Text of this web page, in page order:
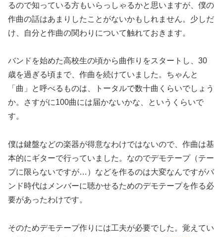
るので知っている方もいらっしゃるかと思いますが、僕の
作曲の話はあまりしたことがないかもしれません。少しだ
け、自分と作曲の関わりについて触れておきます。
バンドを始めた高校生の頃から曲作りをスタートし、30
歳を過ぎる頃まで、作曲を続けていました。ちゃんと
「曲」と呼べるものは、トータルで数十曲くらいでしょう
か。さすがに100曲には届かないかな、というくらいで
す。
僕は鍵盤などの楽器が得意なわけではないので、作曲は基
本的にギターで行っていました。なのでデモテープ（テー
プに限らないですが…）などを作るのは大変なんですがバ
ンド時代はメンバーに聴かせるためのデモテープを作る必
要があったわけです。
そのためデモテープ作りには工夫が必要でした。覚えてい